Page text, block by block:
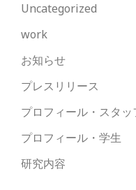
Uncategorized
work
お知らせ
プレスリリース
プロフィール・スタッ
プロフィール・学生
研究内容